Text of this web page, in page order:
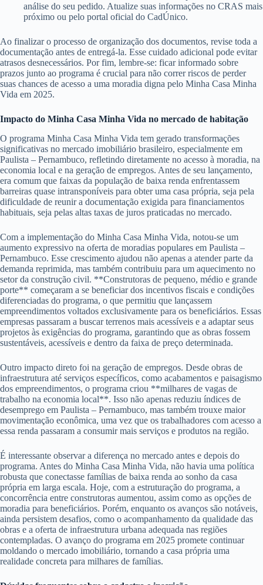
análise do seu pedido. Atualize suas informações no CRAS mais
próximo ou pelo portal oficial do CadÚnico.
Ao finalizar o processo de organização dos documentos, revise toda a
documentação antes de entregá-la. Esse cuidado adicional pode evitar
atrasos desnecessários. Por fim, lembre-se: ficar informado sobre
prazos junto ao programa é crucial para não correr riscos de perder
suas chances de acesso a uma moradia digna pelo Minha Casa Minha
Vida em 2025.
Impacto do Minha Casa Minha Vida no mercado de habitação
O programa Minha Casa Minha Vida tem gerado transformações
significativas no mercado imobiliário brasileiro, especialmente em
Paulista – Pernambuco, refletindo diretamente no acesso à moradia, na
economia local e na geração de empregos. Antes de seu lançamento,
era comum que faixas da população de baixa renda enfrentassem
barreiras quase intransponíveis para obter uma casa própria, seja pela
dificuldade de reunir a documentação exigida para financiamentos
habituais, seja pelas altas taxas de juros praticadas no mercado.
Com a implementação do Minha Casa Minha Vida, notou-se um
aumento expressivo na oferta de moradias populares em Paulista –
Pernambuco. Esse crescimento ajudou não apenas a atender parte da
demanda reprimida, mas também contribuiu para um aquecimento no
setor da construção civil. **Construtoras de pequeno, médio e grande
porte** começaram a se beneficiar dos incentivos fiscais e condições
diferenciadas do programa, o que permitiu que lançassem
empreendimentos voltados exclusivamente para os beneficiários. Essas
empresas passaram a buscar terrenos mais acessíveis e a adaptar seus
projetos às exigências do programa, garantindo que as obras fossem
sustentáveis, acessíveis e dentro da faixa de preço determinada.
Outro impacto direto foi na geração de empregos. Desde obras de
infraestrutura até serviços específicos, como acabamentos e paisagismo
dos empreendimentos, o programa criou **milhares de vagas de
trabalho na economia local**. Isso não apenas reduziu índices de
desemprego em Paulista – Pernambuco, mas também trouxe maior
movimentação econômica, uma vez que os trabalhadores com acesso a
essa renda passaram a consumir mais serviços e produtos na região.
É interessante observar a diferença no mercado antes e depois do
programa. Antes do Minha Casa Minha Vida, não havia uma política
robusta que conectasse famílias de baixa renda ao sonho da casa
própria em larga escala. Hoje, com a estruturação do programa, a
concorrência entre construtoras aumentou, assim como as opções de
moradia para beneficiários. Porém, enquanto os avanços são notáveis,
ainda persistem desafios, como o acompanhamento da qualidade das
obras e a oferta de infraestrutura urbana adequada nas regiões
contempladas. O avanço do programa em 2025 promete continuar
moldando o mercado imobiliário, tornando a casa própria uma
realidade concreta para milhares de famílias.